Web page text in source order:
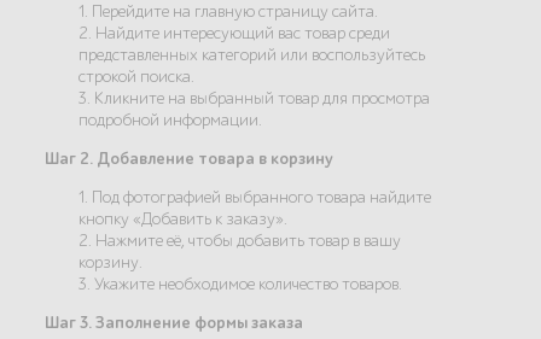
1. Перейдите на главную страницу сайта.
2. Найдите интересующий вас товар среди
представленных категорий или воспользуйтесь
строкой поиска.
3. Кликните на выбранный товар для просмотра
подробной информации.
Шаг 2. Добавление товара в корзину
1. Под фотографией выбранного товара найдите
кнопку «Добавить к заказу».
2. Нажмите её, чтобы добавить товар в вашу
корзину.
3. Укажите необходимое количество товаров.
Шаг 3. Заполнение формы заказа